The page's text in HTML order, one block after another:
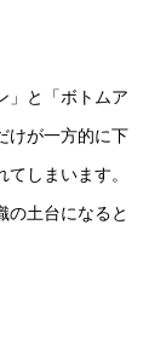
」と「ボトムア
けが一方的に下
しまいます。
の土台になると